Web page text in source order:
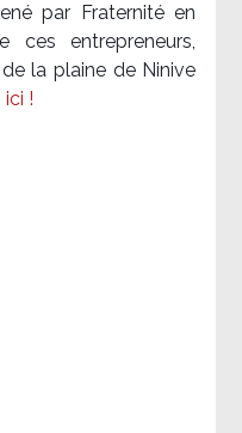
par Fraternité en
ces entrepreneurs,
la plaine de Ninive
!